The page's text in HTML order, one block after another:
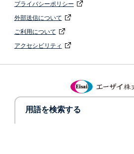
用語を検索する
プライバシーポリシー
外部送信について
ご利用について
アクセシビリティ